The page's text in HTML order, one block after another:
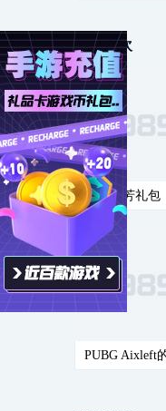
猜你喜欢
带刺芬芳礼包